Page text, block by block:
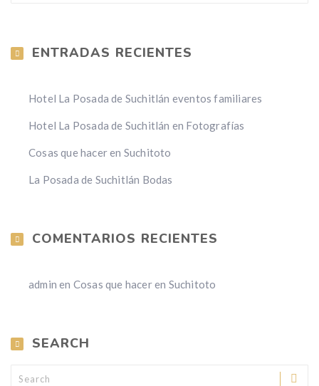
ENTRADAS RECIENTES
Hotel La Posada de Suchitlán eventos familiares
Hotel La Posada de Suchitlán en Fotografías
Cosas que hacer en Suchitoto
La Posada de Suchitlán Bodas
COMENTARIOS RECIENTES
admin en Cosas que hacer en Suchitoto
SEARCH